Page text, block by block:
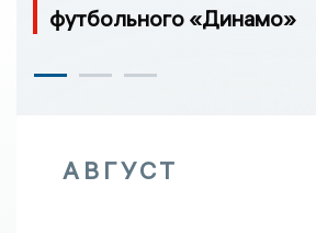
футбольного «Динамо»
АВГУСТ